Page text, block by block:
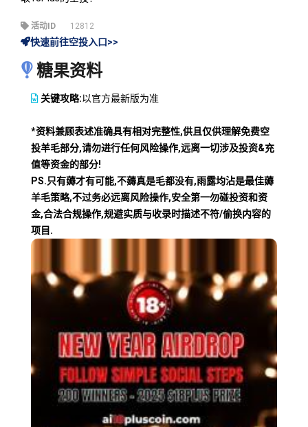
活动ID 12812
快速前往空投入口>>
糖果资料
关键攻略:以官方最新版为准
*资料兼顾表述准确具有相对完整性,供且仅供理解免费空
投羊毛部分,请勿进行任何风险操作,远离一切涉及投资&充
值等资金的部分!
PS.只有薅才有可能,不薅真是毛都没有,雨露均沾是最佳薅
羊毛策略,不过务必远离风险操作,安全第一勿碰投资和资
金,合法合规操作,规避实质与收录时描述不符/偷换内容的
项目.